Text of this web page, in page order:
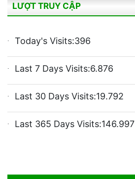
LƯỢT TRUY CẬP
Today's Visits:396
Last 7 Days Visits:6.876
Last 30 Days Visits:19.792
Last 365 Days Visits:146.997